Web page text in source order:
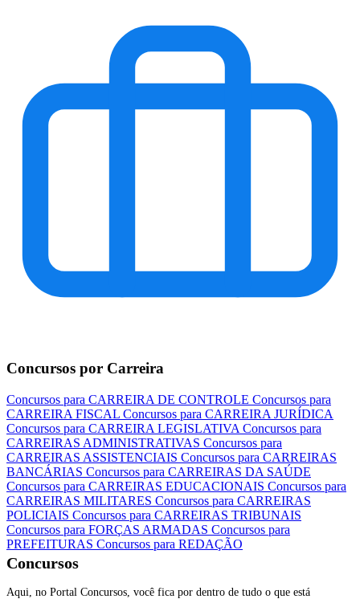
Concursos por Carreira
Concursos para CARREIRA DE CONTROLE Concursos para
CARREIRA FISCAL Concursos para CARREIRA JURÍDICA
Concursos para CARREIRA LEGISLATIVA Concursos para
CARREIRAS ADMINISTRATIVAS Concursos para
CARREIRAS ASSISTENCIAIS Concursos para CARREIRAS
BANCÁRIAS Concursos para CARREIRAS DA SAÚDE
Concursos para CARREIRAS EDUCACIONAIS Concursos para
CARREIRAS MILITARES Concursos para CARREIRAS
POLICIAIS Concursos para CARREIRAS TRIBUNAIS
Concursos para FORÇAS ARMADAS Concursos para
PREFEITURAS Concursos para REDAÇÃO
Concursos
Aqui, no Portal Concursos, você fica por dentro de tudo o que está